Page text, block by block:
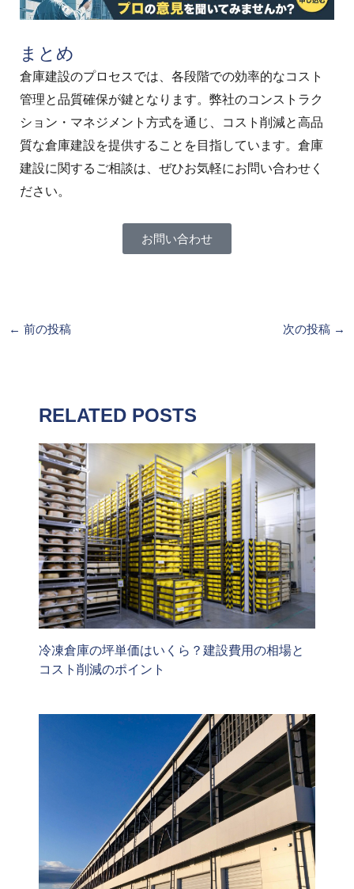
まとめ
倉庫建設のプロセスでは、各段階での効率的なコスト
管理と品質確保が鍵となります。弊社のコンストラク
ション・マネジメント方式を通じ、コスト削減と高品
質な倉庫建設を提供することを目指しています。倉庫
建設に関するご相談は、ぜひお気軽にお問い合わせく
ださい。
お問い合わせ
← 前の投稿 次の投稿 →
RELATED POSTS
冷凍倉庫の坪単価はいくら？建設費用の相場と
コスト削減のポイント